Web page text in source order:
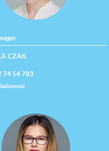
CZAK
74 54 783